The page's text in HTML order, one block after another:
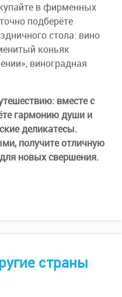
в фирменных
подберёте
стола: вино
коньяк
виноградная
вместе с
гармонию души и
деликатесы.
получите отличную
новых свершения.
страны